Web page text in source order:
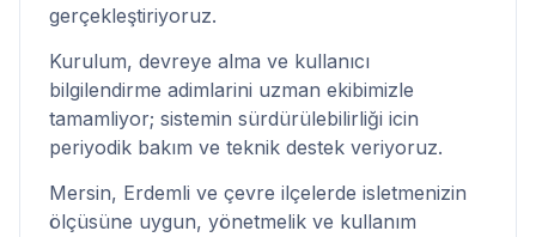
gerçekleştiriyoruz.
Kurulum, devreye alma ve kullanıcı
bilgilendirme adimlarini uzman ekibimizle
tamamliyor; sistemin sürdürülebilirliği icin
periyodik bakım ve teknik destek veriyoruz.
Mersin, Erdemli ve çevre ilçelerde isletmenizin
ölçüsüne uygun, yönetmelik ve kullanım